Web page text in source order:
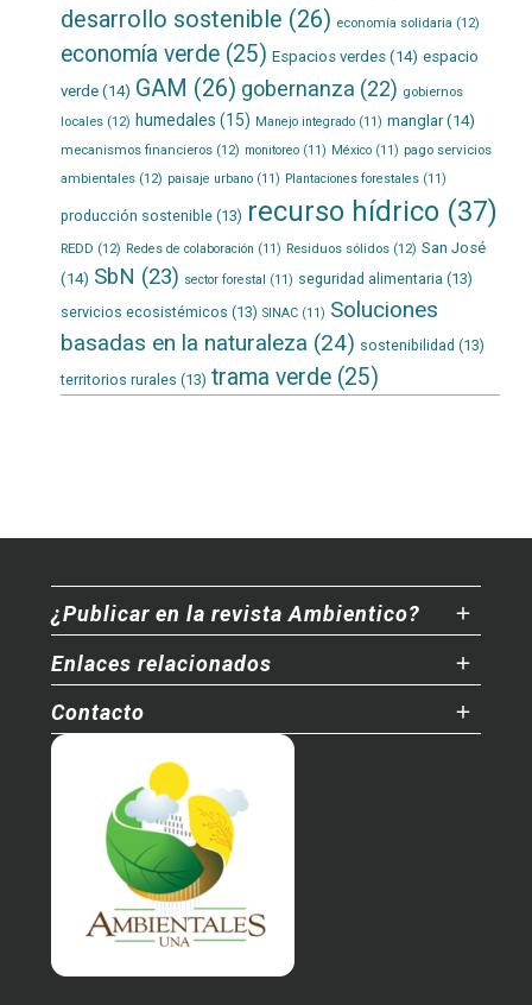
desarrollo sostenible (26) economía solidaria (12)
economía verde(25) Espacios verdes(14) espacio
verde(14) GAM (26) gobernanza (22) gobiernos
locales(12) humedales (15) Manejo integrado(11) manglar(14)
mecanismos financieros(12) monitoreo(11) México(11) pago servicios
ambientales(12) paisaje urbano(11) Plantaciones forestales(11)
producción sostenible(13) recurso hídrico(37)
REDD (12) Redes de colaboración (11) Residuos sólidos(12) San José
(14) SbN (23) sector forestal (11) seguridad alimentaria (13)
servicios ecosistémicos (13) SINAC(11) Soluciones
basadas en la naturaleza (24) sostenibilidad (13)
territorios rurales (13) trama verde(25)
¿Publicar en la revista Ambientico?
Enlaces relacionados
Contacto